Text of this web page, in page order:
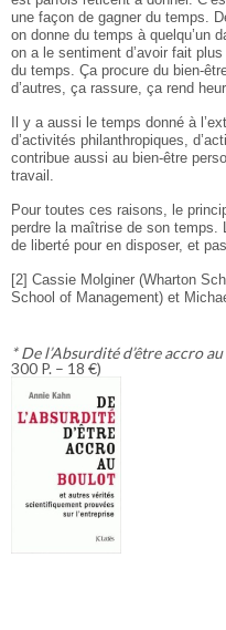
une façon de gagner du temps.
on donne du temps à quelqu’un
on a le sentiment d’avoir fait
du temps. Ça procure du bien-
d’autres, ça rassure, ça rend
Il y a aussi le temps donné à
d’activités philanthropiques,
contribue aussi au bien-être
travail.
Pour toutes ces raisons, le
perdre la maîtrise de son temps.
de liberté pour en disposer, et
[2] Cassie Molginer (Wharton
School of Management) et
* De l’Absurdité d’être accro
300 P. – 18 €)